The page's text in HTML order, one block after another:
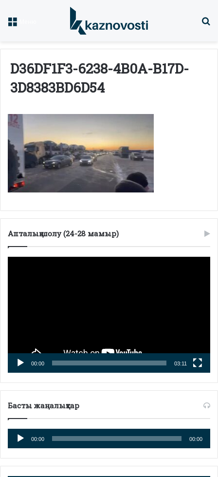
D36DF1F3-6238-4B0A-B17D-
3D8383BD6D54
Апталық шолу (24-28 мамыр)
00:00 03:11
Басты жаңалықтар
Аудиоплеер
00:00 00:00